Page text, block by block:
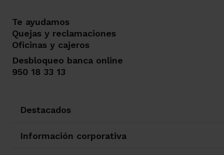
Te ayudamos
Quejas y reclamaciones
Oficinas y cajeros
Desbloqueo banca online
950 18 33 13
Destacados
Información corporativa